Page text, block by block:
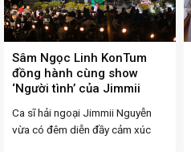
Sâm Ngọc Linh KonTum
đồng hành cùng show
‘Người tình’ của Jimmii
Ca sĩ hải ngoại Jimmii Nguyễn
vừa có đêm diễn đầy cảm xúc